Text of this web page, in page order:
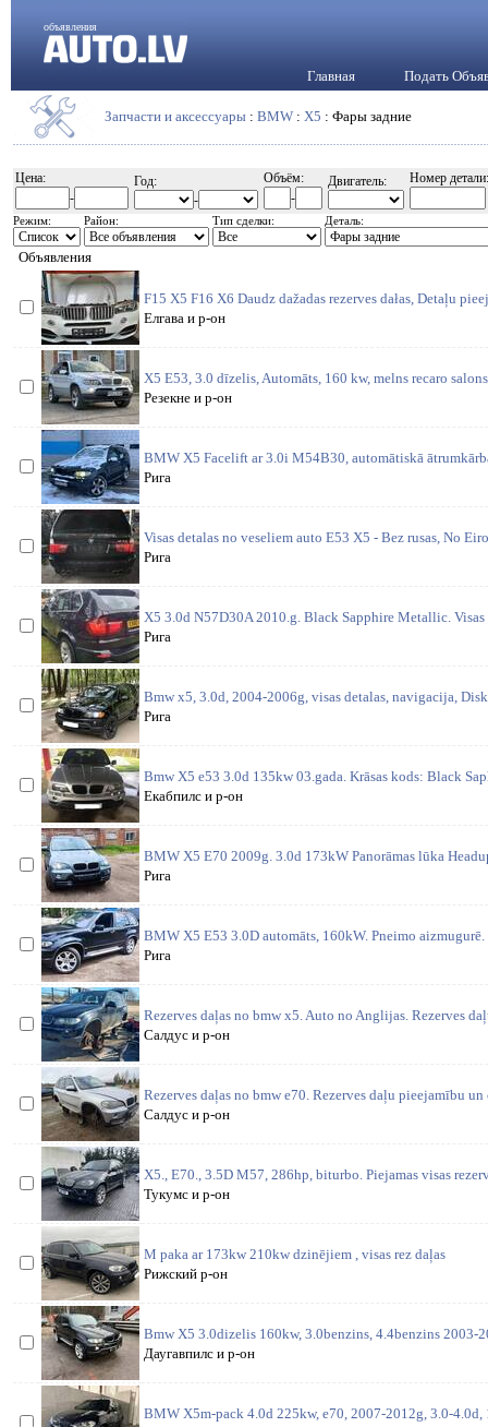
объявления
Главная Подать
Запчасти и аксессуары : BMW : X5 : Фары задние
Цена:
-
Год:
-
Объём:
-
Двигатель: Номер детали:
Режим: Район: Тип сделки: Деталь:
Объявления
F15 X5 F16 X6 Daudz dažadas rezerves dałas, Detaļu
Елгава и р-он
X5 E53, 3.0 dīzelis, Automāts, 160 kw, melns recaro
Резекне и р-он
BMW X5 Facelift ar 3.0i M54B30, automātiskā
Рига
Visas detalas no veseliem auto E53 X5 - Bez rusas, No
Рига
X5 3.0d N57D30A 2010.g. Black Sapphire Metallic.
Рига
Bmw x5, 3.0d, 2004-2006g, visas detalas, navigacija,
Рига
Bmw X5 e53 3.0d 135kw 03.gada. Krāsas kods: Black
Екабпилс и р-он
BMW X5 E70 2009g. 3.0d 173kW Panorāmas lūka
Рига
BMW X5 E53 3.0D automāts, 160kW. Pneimo
Рига
Rezerves daļas no bmw x5. Auto no Anglijas. Rezerves
Салдус и р-он
Rezerves daļas no bmw e70. Rezerves daļu pieejamību
Салдус и р-он
X5., E70., 3.5D M57, 286hp, biturbo. Piejamas visas
Тукумс и р-он
M paka ar 173kw 210kw dzinējiem , visas rez daļas
Рижский р-он
Bmw X5 3.0dizelis 160kw, 3.0benzins, 4.4benzins 2003-
Даугавпилс и р-он
BMW X5m-pack 4.0d 225kw, e70, 2007-2012g, 3.0-